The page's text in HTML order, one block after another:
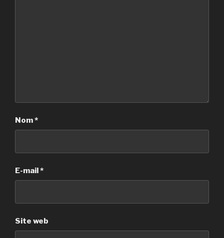
Nom*
E-mail*
Site web